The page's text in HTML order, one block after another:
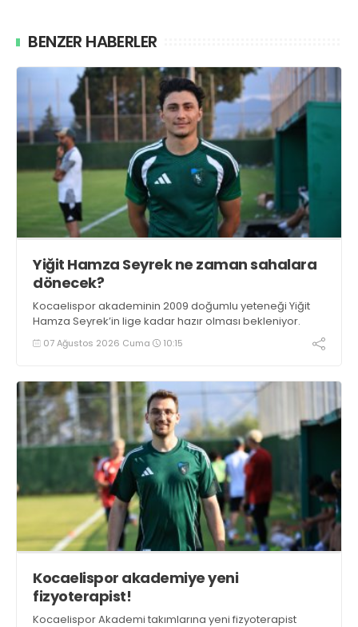
BENZER HABERLER
Yiğit Hamza Seyrek ne zaman sahalara
dönecek?
Kocaelispor akademinin 2009 doğumlu yeteneği Yiğit
Hamza Seyrek’in lige kadar hazır olması bekleniyor.
07 Ağustos 2026 Cuma 10:15
Kocaelispor akademiye yeni
fizyoterapist!
Kocaelispor Akademi takımlarına yeni fizyoterapist